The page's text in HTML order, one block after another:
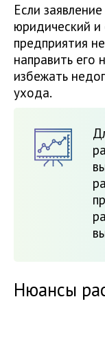
Если
юридический и
предприятия
направить его
избежать
ухода.
Нюансы